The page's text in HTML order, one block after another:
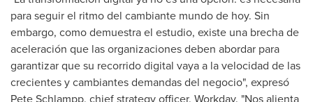
para seguir el ritmo del cambiante mundo de hoy. Sin
embargo, como demuestra el estudio, existe una brecha de
aceleración que las organizaciones deben abordar para
garantizar que su recorrido digital vaya a la velocidad de las
crecientes y cambiantes demandas del negocio", expresó